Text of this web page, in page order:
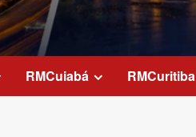
RMCuiabá RMCuritiba